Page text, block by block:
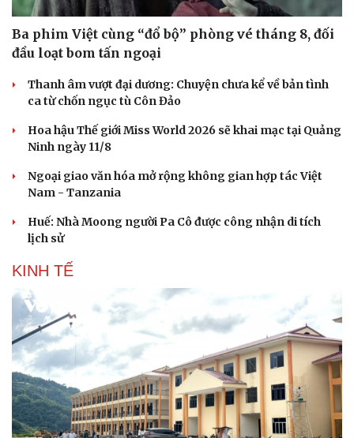
Du lịch
Tư vấn
Săn Tour
check-in
Podcast
Đọc truyện đêm khuya
Hạt giống tâm hồn
Ba phim Việt cùng “đổ bộ” phòng vé tháng 8, đối
đầu loạt bom tấn ngoại
Thanh âm vượt đại dương: Chuyện chưa kể về bản tình
ca từ chốn ngục tù Côn Đảo
Hoa hậu Thế giới Miss World 2026 sẽ khai mạc tại Quảng
Ninh ngày 11/8
Ngoại giao văn hóa mở rộng không gian hợp tác Việt
Nam - Tanzania
Huế: Nhà Moong người Pa Cô được công nhận di tích
lịch sử
KINH TẾ